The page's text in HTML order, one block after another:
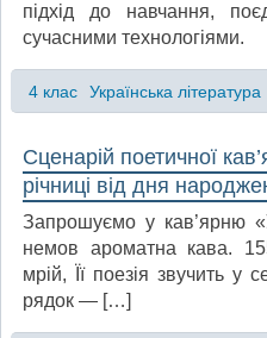
підхід до навчання,
сучасними технологіями.
4 клас Українська література
Сценарій поетичної
річниці від дня
Запрошуємо у кав’ярню
немов ароматна кава.
мрій, Її поезія звучить у
рядок — […]